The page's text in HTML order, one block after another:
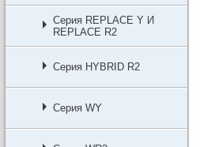
Серия REPLACE Y И
REPLACE R2
Серия HYBRID R2
Серия WY